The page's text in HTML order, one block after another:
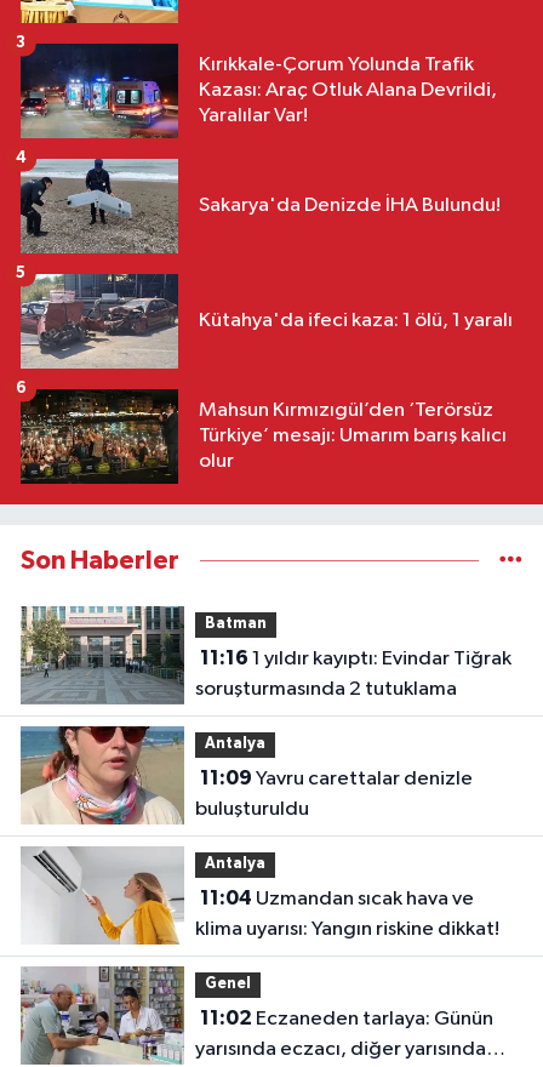
Kırıkkale-Çorum Yolunda Trafik
Kazası: Araç Otluk Alana Devrildi,
Yaralılar Var!
3
Sakarya'da Denizde İHA Bulundu!
4
Kütahya'da ifeci kaza: 1 ölü, 1 yaralı
5
Mahsun Kırmızıgül’den ‘Terörsüz
Türkiye’ mesajı: Umarım barış kalıcı
olur
6
Son Haberler
Batman
11:16
soruşturmasında 2 tutuklama
Antalya
11:09
buluşturuldu
Antalya
11:04
klima uyarısı: Yangın riskine dikkat!
Genel
11:02
yarısında eczacı, diğer yarısında